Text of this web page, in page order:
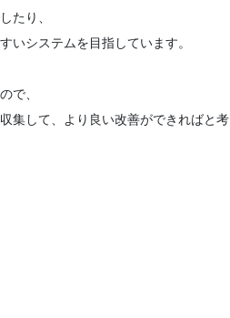
たり、
いシステムを目指しています。
で、
集して、より良い改善ができればと考